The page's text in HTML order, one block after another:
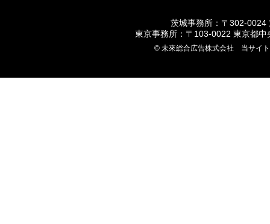
茨城事務所：〒302-0024
東京事務所：〒103-0022 東京都
© 未來総合広告株式会社 当サイ